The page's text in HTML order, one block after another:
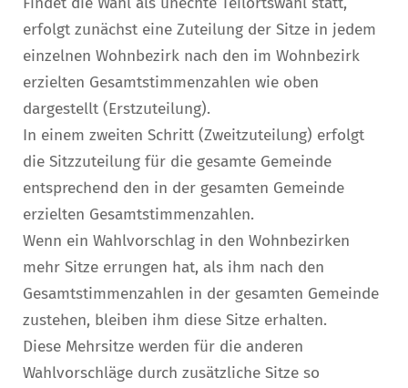
erfolgt zunächst eine Zuteilung der Sitze in jedem
einzelnen Wohnbezirk nach den im Wohnbezirk
erzielten Gesamtstimmenzahlen wie oben
dargestellt (Erstzuteilung).
In einem zweiten Schritt (Zweitzuteilung) erfolgt
die Sitzzuteilung für die gesamte Gemeinde
entsprechend den in der gesamten Gemeinde
erzielten Gesamtstimmenzahlen.
Wenn ein Wahlvorschlag in den Wohnbezirken
mehr Sitze errungen hat, als ihm nach den
Gesamtstimmenzahlen in der gesamten Gemeinde
zustehen, bleiben ihm diese Sitze erhalten.
Diese Mehrsitze werden für die anderen
Wahlvorschläge durch zusätzliche Sitze so